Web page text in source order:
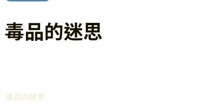
毒品的迷思
毒品的迷思